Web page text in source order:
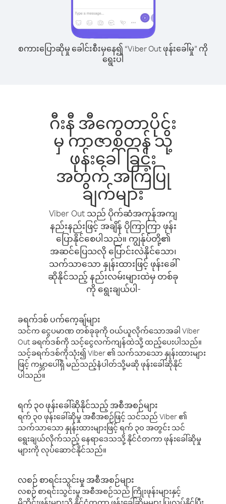
စကားပြောဆိုမှု ခေါင်းစီးမှနေ၍ “Viber Out ဖုန်းခေါ်မှု” ကို
ရွေးပါ
ဂီးနီ အီကွေတာပိုင်း
မှ ကာဇာစတန် သို့
ဖုန်းခေါ်ခြင်း
အတွက် အကြံပြု
ချက်များ
Viber Out သည် ပိုက်ဆံအကုန်အကျ
နည်းနည်းဖြင့် အချိန် ပိုကြာကြာ ဖုန်း
ပြောနိုင်စေပါသည်။ ကျွန်ုပ်တို့၏
အဆင်ပြေသလို ပြောင်းလဲနိုင်သော၊
သက်သာသော နှုန်းထားဖြင့် ဖုန်းခေါ်
ဆိုနိုင်သည့် နည်းလမ်းများထဲမှ တစ်ခု
ကို ရွေးချယ်ပါ-
ခရက်ဒစ် ပက်ကေ့ချ်များ
သင်က ငွေပမာဏ တစ်ခုခုကို ဝယ်ယူလိုက်သောအခါ Viber
Out ခရက်ဒစ်ကို သင့်ငွေလက်ကျန်ထဲသို့ ထည့်ပေးပါသည်။
သင့်ခရက်ဒစ်ကိုသုံး၍ Viber ၏ သက်သာသော နှုန်းထားများ
ဖြင့် ကမ္ဘာပေါ်ရှိ မည်သည့်နံပါတ်သို့မဆို ဖုန်းခေါ်ဆိုနိုင်
ပါသည်။
ရက် ၃၀ ဖုန်းခေါ်ဆိုနိုင်သည့် အစီအစဉ်များ
ရက် ၃၀ ဖုန်းခေါ်ဆိုမှု အစီအစဉ်ဖြင့် သင်သည် Viber ၏
သက်သာသော နှုန်းထားများဖြင့် ရက် ၃၀ အတွင်း သင်
ရွေးချယ်လိုက်သည့် နေရာဒေသသို့ နိုင်ငံတကာ ဖုန်းခေါ်ဆိုမှု
များကို လုပ်ဆောင်နိုင်သည်။
လစဉ် စာရင်းသွင်းမှု အစီအစဉ်များ
လစဉ် စာရင်းသွင်းမှု အစီအစဉ်သည် ကြိုးဖုန်းများနှင့်